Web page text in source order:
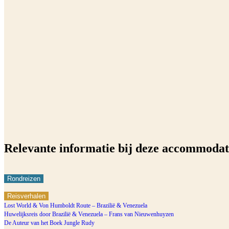
Relevante informatie bij deze
Rondreizen
Reisverhalen
Lost World & Von Humboldt Route – Brazilië & Venezuela
Huwelijksreis door Brazilië & Venezuela – Frans van Nieuwenhuyzen
De Auteur van het Boek Jungle Rudy